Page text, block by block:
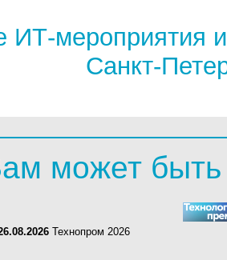
ИТ-мероприятия
Санкт-
может быть
Технопром 2026